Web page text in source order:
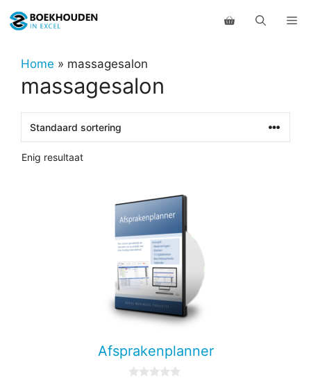
naar
inhoudHome » massagesalon
massagesalon
Enig resultaat
Afsprakenplanner